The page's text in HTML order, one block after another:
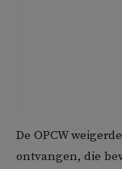
De OPCW
ontvangen, die